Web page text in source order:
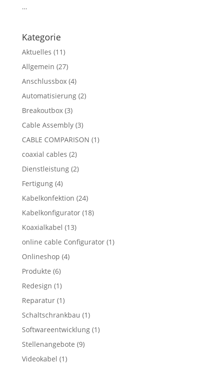
…
Kategorie
Aktuelles (11)
Allgemein (27)
Anschlussbox(4)
Automatisierung(2)
Breakoutbox(3)
Cable Assembly(3)
CABLE COMPARISON (1)
coaxial cables (2)
Dienstleistung(2)
Fertigung(4)
Kabelkonfektion (24)
Kabelkonfigurator(18)
Koaxialkabel (13)
online cable Configurator(1)
Onlineshop (4)
Produkte (6)
Redesign (1)
Reparatur(1)
Schaltschrankbau (1)
Softwareentwicklung(1)
Stellenangebote (9)
Videokabel (1)